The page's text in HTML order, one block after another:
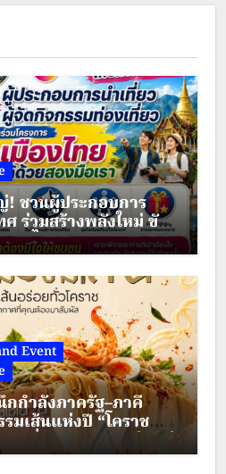
of Ukraine to
อันดรีย์ เบซตา เอก
ประจำประเทศไทย
าพลวงตาดังกล่าว
ย นายโอเล็ก ชูเปลี๊
มเป็นตัวเองผ่านภาพ
าฟิก ภาพประกอบ…
! ชวนผู้ประกอบการ
ศ ร่วมสร้างพลังใหม่ ขับ
ชนไทย
Event
กกำลังภาครัฐ–ภาคี
มเส้นแห่งปี “โคราช
ดหมี่ดัง–ขนมจีนแซ่บ” สู่
าโม